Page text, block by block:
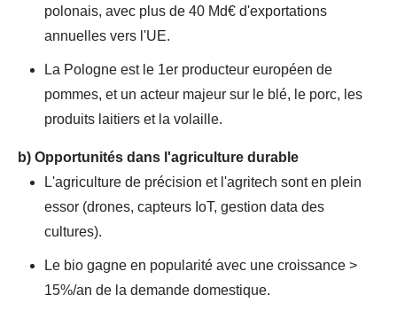
polonais, avec plus de 40 Md€ d'exportations
annuelles vers l'UE.
La Pologne est le 1er producteur européen de
pommes, et un acteur majeur sur le blé, le porc, les
produits laitiers et la volaille.
b) Opportunités dans l'agriculture durable
L'agriculture de précision et l'agritech sont en plein
essor (drones, capteurs IoT, gestion data des
cultures).
Le bio gagne en popularité avec une croissance >
15%/an de la demande domestique.